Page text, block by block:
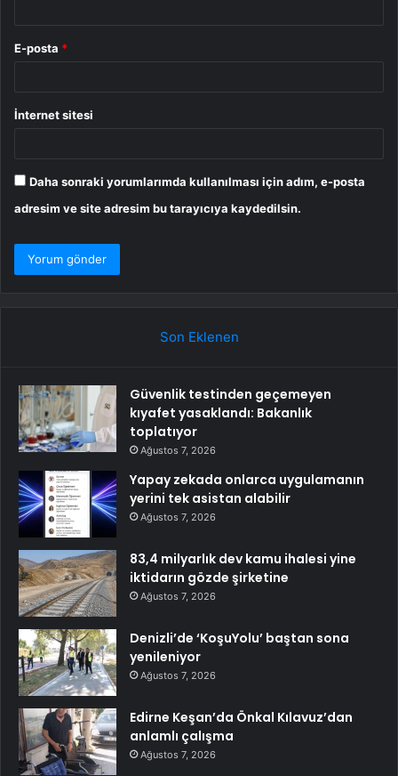
E-posta *
İnternet sitesi
Daha sonraki yorumlarımda kullanılması için adım, e-posta
adresim ve site adresim bu tarayıcıya kaydedilsin.
Son Eklenen
Güvenlik testinden geçemeyen
kıyafet yasaklandı: Bakanlık
toplatıyor
Ağustos 7, 2026
Yapay zekada onlarca uygulamanın
yerini tek asistan alabilir
Ağustos 7, 2026
83,4 milyarlık dev kamu ihalesi yine
iktidarın gözde şirketine
Ağustos 7, 2026
Denizli’de ‘KoşuYolu’ baştan sona
yenileniyor
Ağustos 7, 2026
Edirne Keşan’da Önkal Kılavuz’dan
anlamlı çalışma
Ağustos 7, 2026